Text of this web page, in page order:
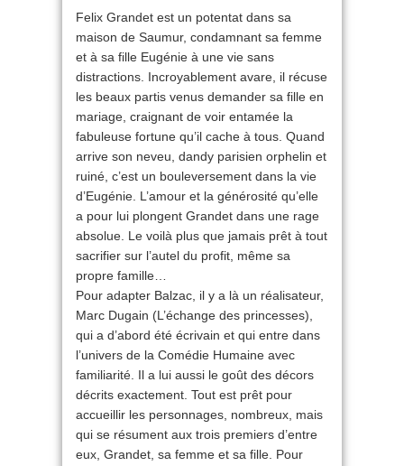
Felix Grandet est un potentat dans sa
maison de Saumur, condamnant sa femme
et à sa fille Eugénie à une vie sans
distractions. Incroyablement avare, il récuse
les beaux partis venus demander sa fille en
mariage, craignant de voir entamée la
fabuleuse fortune qu’il cache à tous. Quand
arrive son neveu, dandy parisien orphelin et
ruiné, c’est un bouleversement dans la vie
d’Eugénie. L’amour et la générosité qu’elle
a pour lui plongent Grandet dans une rage
absolue. Le voilà plus que jamais prêt à tout
sacrifier sur l’autel du profit, même sa
propre famille…
Pour adapter Balzac, il y a là un réalisateur,
Marc Dugain (L’échange des princesses),
qui a d’abord été écrivain et qui entre dans
l’univers de la Comédie Humaine avec
familiarité. Il a lui aussi le goût des décors
décrits exactement. Tout est prêt pour
accueillir les personnages, nombreux, mais
qui se résument aux trois premiers d’entre
eux, Grandet, sa femme et sa fille. Pour